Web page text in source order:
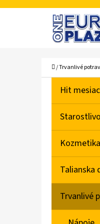
Prejsť
Domov
/Trvanlivé
N
Preskočiť
kategórie
G
R
E
Hit
Talianska
Trvanlivé
K
Späť
Späť